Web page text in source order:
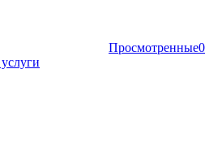
Просмотренные0